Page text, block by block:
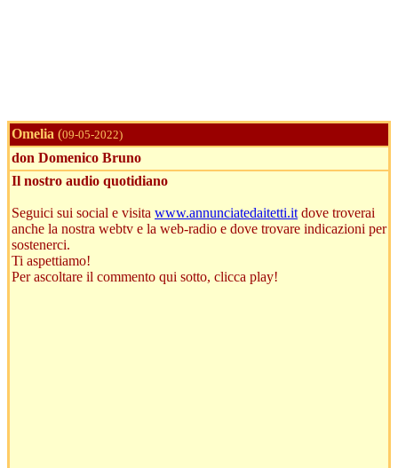
Omelia (09-05-2022)
don Domenico Bruno
Il nostro audio quotidiano
Seguici sui social e visita www.annunciatedaitetti.it dove troverai
anche la nostra webtv e la web-radio e dove trovare indicazioni per
sostenerci.
Ti aspettiamo!
Per ascoltare il commento qui sotto, clicca play!